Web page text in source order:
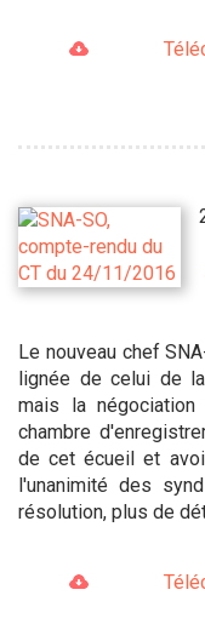
Le nouveau chef
lignée de celui de
mais la
chambre
de cet écueil et
l'unanimité des
résolution, plus de